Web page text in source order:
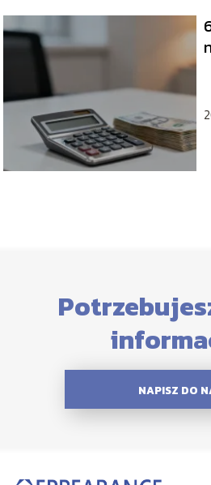
NAPISZ DO